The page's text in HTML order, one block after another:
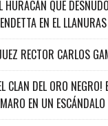
HURACÁN QUE
EN EL
RECTOR CARLOS
CLAN DEL ORO
EN UN